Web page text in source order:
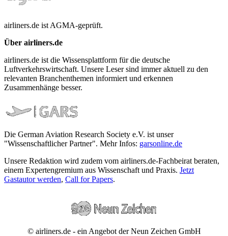
airliners.de ist AGMA-geprüft.
Über airliners.de
airliners.de ist die Wissensplattform für die deutsche
Luftverkehrswirtschaft. Unsere Leser sind immer aktuell zu den
relevanten Branchenthemen informiert und erkennen
Zusammenhänge besser.
Die German Aviation Research Society e.V. ist unser
"Wissenschaftlicher Partner". Mehr Infos: garsonline.de
Unsere Redaktion wird zudem vom airliners.de-Fachbeirat beraten,
einem Expertengremium aus Wissenschaft und Praxis. Jetzt
Gastautor werden, Call for Papers.
© airliners.de - ein Angebot der Neun Zeichen GmbH